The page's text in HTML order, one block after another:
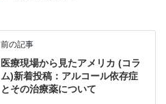
前の記事
医療現場から見たアメリカ (コラ
ム)新着投稿：アルコール依存症
とその治療薬について